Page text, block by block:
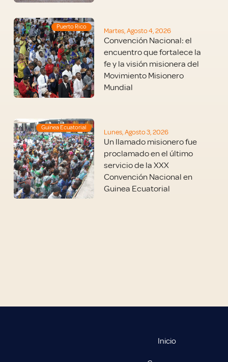
Puerto Rico
Martes, Agosto 4, 2026
Convención Nacional: el
encuentro que fortalece la
fe y la visión misionera del
Movimiento Misionero
Mundial
Guinea Ecuatorial
Lunes, Agosto 3, 2026
Un llamado misionero fue
proclamado en el último
servicio de la XXX
Convención Nacional en
Guinea Ecuatorial
Inicio